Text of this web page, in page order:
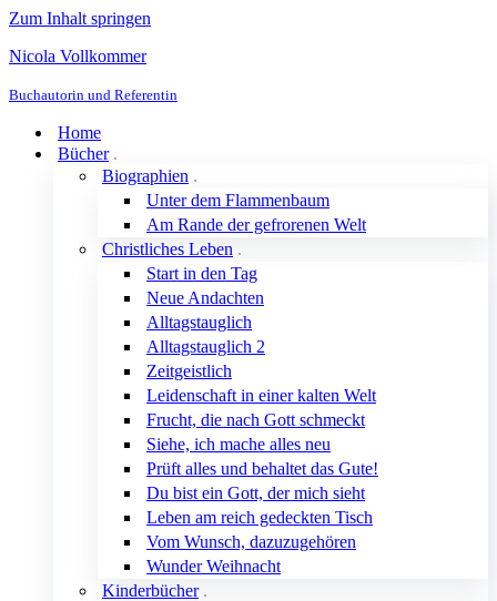
Zum Inhalt springen
Nicola Vollkommer
Buchautorin und Referentin
Home
Bücher
Biographien
Unter dem Flammenbaum
Am Rande der gefrorenen Welt
Christliches Leben
Start in den Tag
Neue Andachten
Alltagstauglich
Alltagstauglich 2
Zeitgeistlich
Leidenschaft in einer kalten Welt
Frucht, die nach Gott schmeckt
Siehe, ich mache alles neu
Prüft alles und behaltet das Gute!
Du bist ein Gott, der mich sieht
Leben am reich gedeckten Tisch
Vom Wunsch, dazuzugehören
Wunder Weihnacht
Kinderbücher